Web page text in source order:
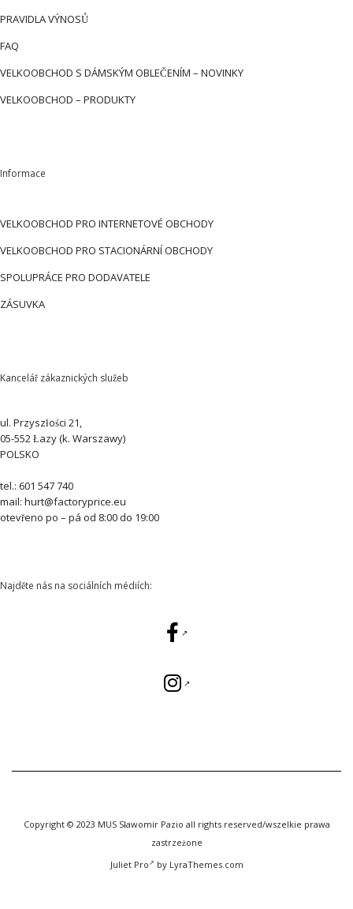
PRAVIDLA VÝNOSŮ
FAQ
VELKOOBCHOD S DÁMSKÝM OBLEČENÍM – NOVINKY
VELKOOBCHOD – PRODUKTY
Informace
VELKOOBCHOD PRO INTERNETOVÉ OBCHODY
VELKOOBCHOD PRO STACIONÁRNÍ OBCHODY
SPOLUPRÁCE PRO DODAVATELE
ZÁSUVKA
Kancelář zákaznických služeb
ul. Przyszłości 21,
05-552 Łazy (k. Warszawy)
POLSKO
tel.: 601 547 740
mail: hurt@factoryprice.eu
otevřeno po – pá od 8:00 do 19:00
Najděte nás na sociálních médiích:
Copyright © 2023 MUS Sławomir Pazio all rights reserved/wszelkie prawa
zastrzeżone
Juliet Pro
by LyraThemes.com